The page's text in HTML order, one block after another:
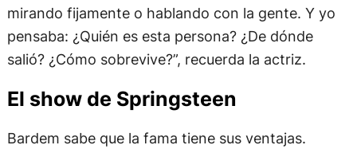
mirando fijamente o hablando con la gente. Y yo
pensaba: ¿Quién es esta persona? ¿De dónde
salió? ¿Cómo sobrevive?”, recuerda la actriz.
El show de Springsteen
Bardem sabe que la fama tiene sus ventajas.